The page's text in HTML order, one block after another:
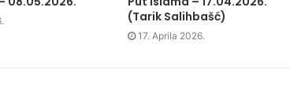
(Tarik Salihbašć)
17. Aprila 2026.